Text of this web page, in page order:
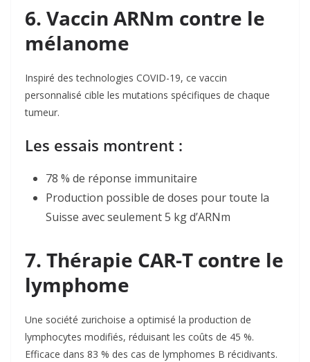
6. Vaccin ARNm contre le
mélanome
Inspiré des technologies COVID-19, ce vaccin
personnalisé cible les mutations spécifiques de chaque
tumeur.
Les essais montrent :
78 % de réponse immunitaire
Production possible de doses pour toute la
Suisse avec seulement 5 kg d’ARNm
7. Thérapie CAR-T contre le
lymphome
Une société zurichoise a optimisé la production de
lymphocytes modifiés, réduisant les coûts de 45 %.
Efficace dans 83 % des cas de lymphomes B récidivants.